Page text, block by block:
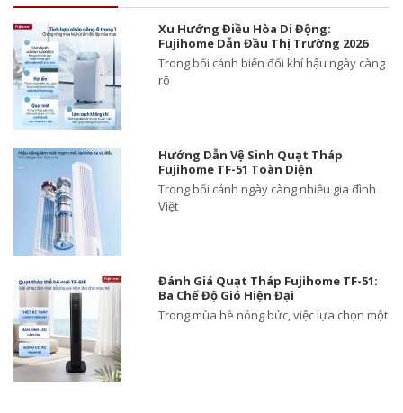
Xu Hướng Điều Hòa Di Động:
Fujihome Dẫn Đầu Thị Trường 2026
Trong bối cảnh biến đổi khí hậu ngày càng
rõ
Hướng Dẫn Vệ Sinh Quạt Tháp
Fujihome TF-51 Toàn Diện
Trong bối cảnh ngày càng nhiều gia đình
Việt
Đánh Giá Quạt Tháp Fujihome TF-51:
Ba Chế Độ Gió Hiện Đại
Trong mùa hè nóng bức, việc lựa chọn một